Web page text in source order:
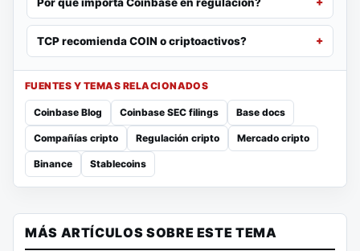
TCP recomienda COIN o criptoactivos?
FUENTES Y TEMAS RELACIONADOS
Coinbase Blog Coinbase SEC filings Base docs
Compañías cripto Regulación cripto Mercado cripto
Binance Stablecoins
MÁS ARTÍCULOS SOBRE ESTE TEMA